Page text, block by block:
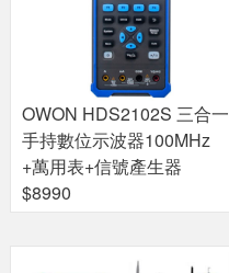
OWON HDS2102S 三合一
手持數位示波器100MHz
+萬用表+信號產生器
$8990